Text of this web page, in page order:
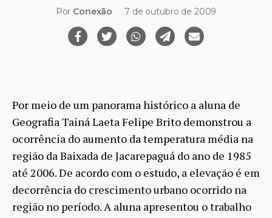
Por Conexão 7 de outubro de 2009
Por meio de um panorama histórico a aluna de
Geografia Tainá Laeta Felipe Brito demonstrou a
ocorrência do aumento da temperatura média na
região da Baixada de Jacarepaguá do ano de 1985
até 2006. De acordo com o estudo, a elevação é em
decorrência do crescimento urbano ocorrido na
região no período. A aluna apresentou o trabalho